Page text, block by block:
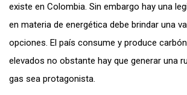
existe en Colombia. Sin embargo hay una
en materia de energética debe brindar una
opciones. El país consume y produce
elevados no obstante hay que generar una
gas sea protagonista.